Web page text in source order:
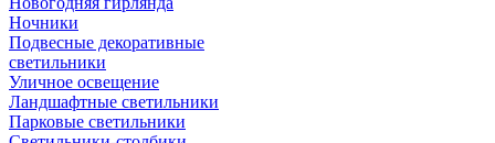
Ночники
Подвесные декоративные
светильники
Уличное освещение
Ландшафтные светильники
Парковые светильники